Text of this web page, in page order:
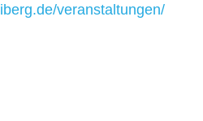
veranstaltungen/
2025 (Übersicht)